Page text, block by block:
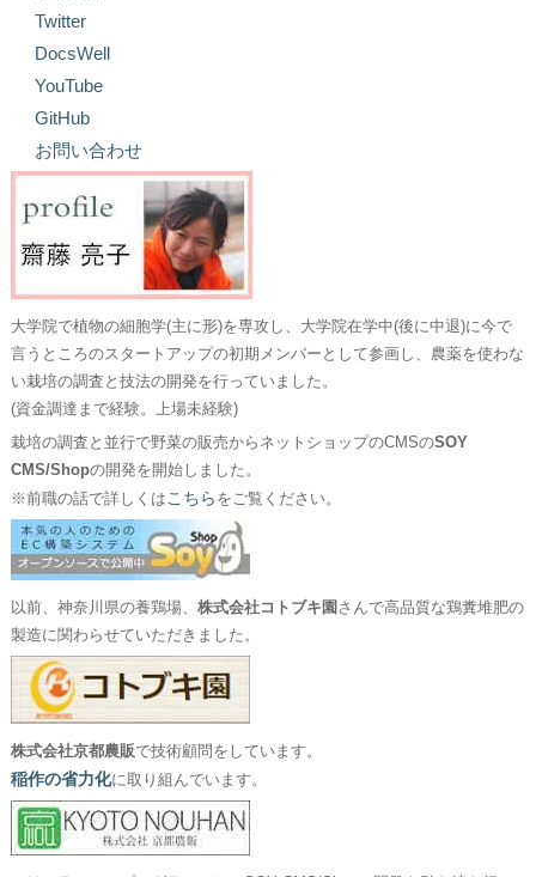
Twitter
DocsWell
YouTube
GitHub
お問い合わせ
大学院で植物の細胞学(主に形)を専攻し、大学院在学中(後に中退)に今で
言うところのスタートアップの初期メンバーとして参画し、農薬を使わな
い栽培の調査と技法の開発を行っていました。
(資金調達まで経験。上場未経験)
栽培の調査と並行で野菜の販売からネットショップのCMSのSOY
CMS/Shopの開発を開始しました。
※前職の話で詳しくは こちら をご覧ください。
以前、神奈川県の養鶏場、 株式会社コトブキ園 さんで高品質な鶏糞堆肥の
製造に関わらせていただきました。
株式会社京都農販で技術顧問をしています。
稲作の省力化に取り組んでいます。